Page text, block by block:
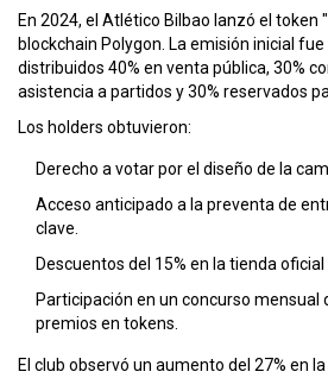
En 2024, el Atlético Bilbao lanzó el token
blockchain Polygon. La emisión inicial
distribuidos 40% en venta pública, 30%
asistencia a partidos y 30% reservados
Los holders obtuvieron:
Derecho a votar por el diseño de la
Acceso anticipado a la preventa de
clave.
Descuentos del 15% en la tienda
Participación en un concurso mensual
premios en tokens.
El club observó un aumento del 27% en